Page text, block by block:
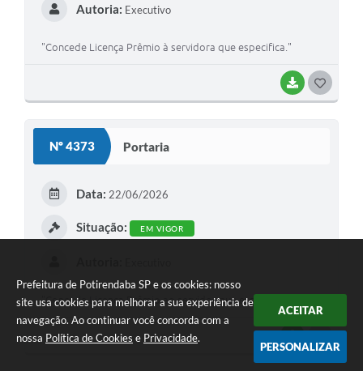
Prefeitura de Potirendaba SP e os cookies: nosso
site usa cookies para melhorar a sua experiência de
navegação. Ao continuar você concorda com a
nossa Política de Cookies e Privacidade.
ACEITAR
PERSONALIZAR
BAIXAR
Autoria: Executivo
"Concede Licença Prêmio à servidora que especifica."
Nº 4373 Portaria
Data: 22/06/2026
Situação: EM VIGOR
"Concede Licença Prêmio ao servidor que especifica."